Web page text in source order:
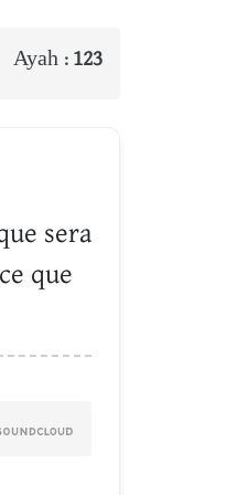
Ayah : 123
sera
que